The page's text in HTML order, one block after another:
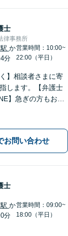
士
律事務所
か
分
営業時間：10:00~
22:00（平日）
】相談者さまに寄
します。【弁護士
】急ぎの方もお電
除けるよう努めま
お問い合わせ
士
か
分
営業時間：09:00~
18:00（平日）